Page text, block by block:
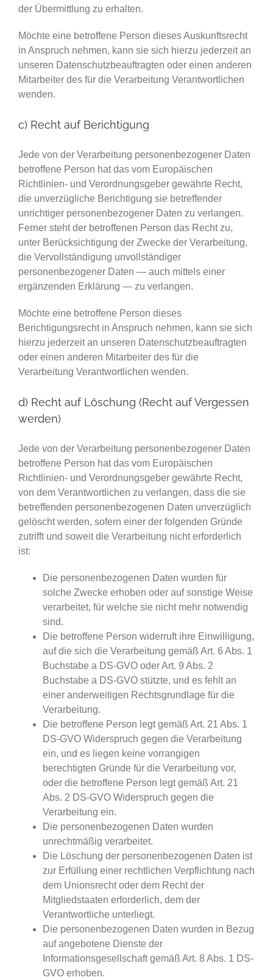
der Übermittlung zu erhalten.
Möchte eine betroffene Person dieses Auskunftsrecht
in Anspruch nehmen, kann sie sich hierzu jederzeit an
unseren Datenschutzbeauftragten oder einen anderen
Mitarbeiter des für die Verarbeitung Verantwortlichen
wenden.
c) Recht auf Berichtigung
Jede von der Verarbeitung personenbezogener Daten
betroffene Person hat das vom Europäischen
Richtlinien- und Verordnungsgeber gewährte Recht,
die unverzügliche Berichtigung sie betreffender
unrichtiger personenbezogener Daten zu verlangen.
Ferner steht der betroffenen Person das Recht zu,
unter Berücksichtigung der Zwecke der Verarbeitung,
die Vervollständigung unvollständiger
personenbezogener Daten — auch mittels einer
ergänzenden Erklärung — zu verlangen.
Möchte eine betroffene Person dieses
Berichtigungsrecht in Anspruch nehmen, kann sie sich
hierzu jederzeit an unseren Datenschutzbeauftragten
oder einen anderen Mitarbeiter des für die
Verarbeitung Verantwortlichen wenden.
d) Recht auf Löschung (Recht auf Vergessen
werden)
Jede von der Verarbeitung personenbezogener Daten
betroffene Person hat das vom Europäischen
Richtlinien- und Verordnungsgeber gewährte Recht,
von dem Verantwortlichen zu verlangen, dass die sie
betreffenden personenbezogenen Daten unverzüglich
gelöscht werden, sofern einer der folgenden Gründe
zutrifft und soweit die Verarbeitung nicht erforderlich
ist:
Die personenbezogenen Daten wurden für
solche Zwecke erhoben oder auf sonstige Weise
verarbeitet, für welche sie nicht mehr notwendig
sind.
Die betroffene Person widerruft ihre Einwilligung,
auf die sich die Verarbeitung gemäß Art. 6 Abs. 1
Buchstabe a DS-GVO oder Art. 9 Abs. 2
Buchstabe a DS-GVO stützte, und es fehlt an
einer anderweitigen Rechtsgrundlage für die
Verarbeitung.
Die betroffene Person legt gemäß Art. 21 Abs. 1
DS-GVO Widerspruch gegen die Verarbeitung
ein, und es liegen keine vorrangigen
berechtigten Gründe für die Verarbeitung vor,
oder die betroffene Person legt gemäß Art. 21
Abs. 2 DS-GVO Widerspruch gegen die
Verarbeitung ein.
Die personenbezogenen Daten wurden
unrechtmäßig verarbeitet.
Die Löschung der personenbezogenen Daten ist
zur Erfüllung einer rechtlichen Verpflichtung nach
dem Unionsrecht oder dem Recht der
Mitgliedstaaten erforderlich, dem der
Verantwortliche unterliegt.
Die personenbezogenen Daten wurden in Bezug
auf angebotene Dienste der
Informationsgesellschaft gemäß Art. 8 Abs. 1 DS-
GVO erhoben.